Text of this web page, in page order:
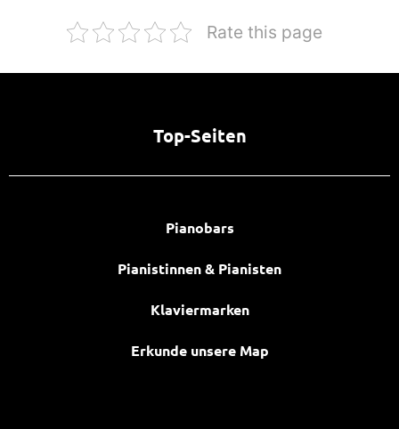
Rate this page
Top-Seiten
Pianobars
Pianistinnen & Pianisten
Klaviermarken
Erkunde unsere Map